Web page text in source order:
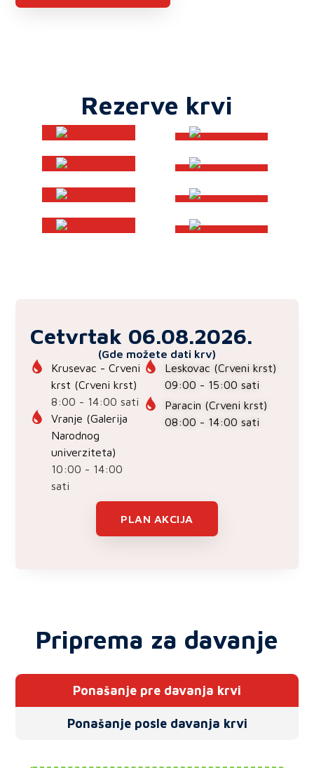
Rezerve krvi
Cetvrtak 06.08.2026.
(Gde možete dati krv)
Krusevac - Crveni
krst (Crveni krst)
8:00 - 14:00 sati
Vranje (Galerija
Narodnog
univerziteta)
10:00 - 14:00
sati
Leskovac (Crveni krst)
09:00 - 15:00 sati
Paracin (Crveni krst)
08:00 - 14:00 sati
PLAN AKCIJA
Priprema za davanje
Ponašanje pre davanja krvi
Ponašanje posle davanja krvi